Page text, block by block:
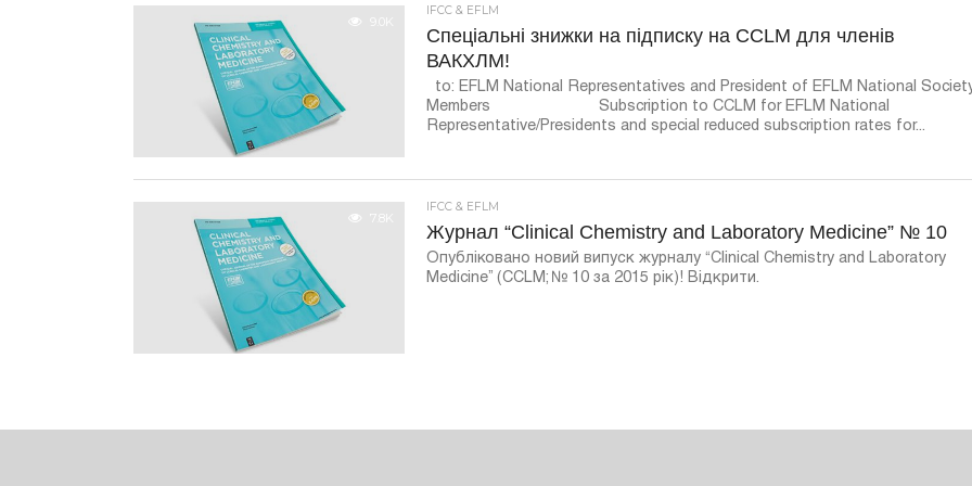
9.0K
IFCC & EFLM
Спеціальні знижки на підписку на CCLM для членів
ВАКХЛМ!
to: EFLM National Representatives and President of EFLM National
Members Subscription to CCLM for EFLM National
Representative/Presidents and special reduced subscription rates for...
7.8K
IFCC & EFLM
Журнал “Clinical Chemistry and Laboratory Medicine” № 10
Опубліковано новий випуск журналу “Clinical Chemistry and Laboratory
Medicine” (CCLM; № 10 за 2015 рік)! Відкрити.